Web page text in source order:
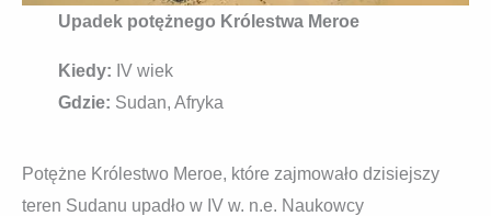
Upadek potężnego Królestwa Meroe
Kiedy: IV wiek
Gdzie: Sudan, Afryka
Potężne Królestwo Meroe, które zajmowało dzisiejszy
teren Sudanu upadło w IV w. n.e. Naukowcy